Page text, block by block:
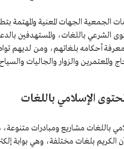
الجهات المعنية والمهتمة
الشرعي باللغات، والمستهدفين
أحكامه بلغاتهم، ومن لديهم
والمعتمرين والزوار والجاليات
الإسلامي باللغات
باللغات مشاريع ومبادرات متنوعة،
الكريم بلغات مختلفة، وهي بوابة